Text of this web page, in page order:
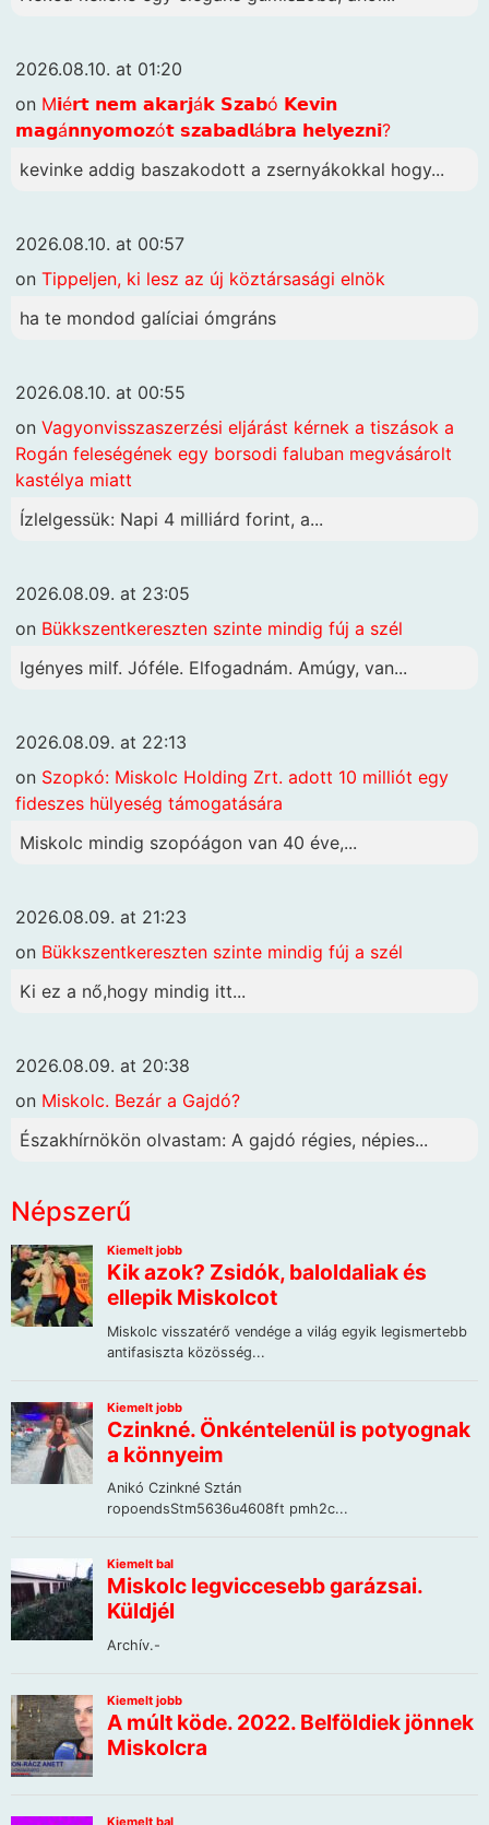
2026.08.10. at 01:20
on M𝗶é𝗿𝘁 𝗻𝗲𝗺 𝗮𝗸𝗮𝗿𝗷á𝗸 𝗦𝘇𝗮𝗯ó 𝗞𝗲𝘃𝗶𝗻
𝗺𝗮𝗴á𝗻𝗻𝘆𝗼𝗺𝗼𝘇ó𝘁 𝘀𝘇𝗮𝗯𝗮𝗱𝗹á𝗯𝗿𝗮 𝗵𝗲𝗹𝘆𝗲𝘇𝗻𝗶?
kevinke addig baszakodott a zsernyákokkal hogy...
2026.08.10. at 00:57
on Tippeljen, ki lesz az új köztársasági elnök
ha te mondod galíciai ómgráns
2026.08.10. at 00:55
on Vagyonvisszaszerzési eljárást kérnek a tiszások a
Rogán feleségének egy borsodi faluban megvásárolt
kastélya miatt
Ízlelgessük: Napi 4 milliárd forint, a...
2026.08.09. at 23:05
on Bükkszentkereszten szinte mindig fúj a szél
Igényes milf. Jóféle. Elfogadnám. Amúgy, van...
2026.08.09. at 22:13
on Szopkó: Miskolc Holding Zrt. adott 10 milliót egy
fideszes hülyeség támogatására
Miskolc mindig szopóágon van 40 éve,...
2026.08.09. at 21:23
on Bükkszentkereszten szinte mindig fúj a szél
Ki ez a nő,hogy mindig itt...
2026.08.09. at 20:38
on Miskolc. Bezár a Gajdó?
Északhírnökön olvastam: A gajdó régies, népies...
Népszerű